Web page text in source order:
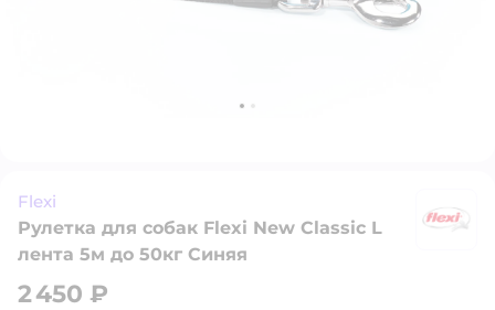
Flexi
Рулетка для собак Flexi New Classic L
лента 5м до 50кг Синяя
2 450 ₽